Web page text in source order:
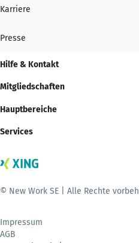
Karriere
Presse
Hilfe & Kontakt
Mitgliedschaften
Hauptbereiche
Services
© New Work SE | Alle Rechte
Impressum
AGB